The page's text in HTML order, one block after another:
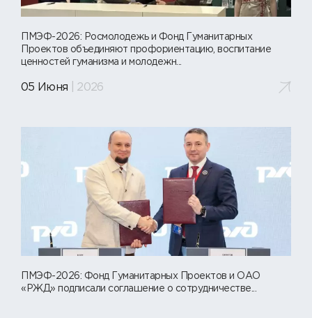
ПМЭФ-2026: Росмолодежь и Фонд Гуманитарных
Проектов объединяют профориентацию, воспитание
ценностей гуманизма и молодежн...
05 Июня | 2026
ПМЭФ-2026: Фонд Гуманитарных Проектов и ОАО
«РЖД» подписали соглашение о сотрудничестве...